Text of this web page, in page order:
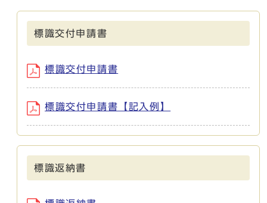
標識交付申請書
標識交付申請書
標識交付申請書【記入例】
標識返納書